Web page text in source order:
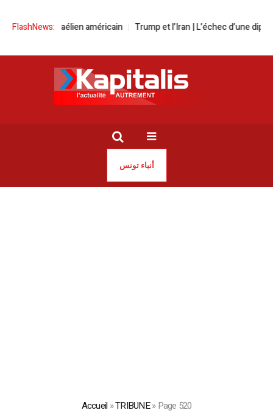
FlashNews:
pro-israélien américain Trump et l’Iran | L’échec d’une diplomatie
أنباء تونس
Accueil »TRIBUNE»Page 520